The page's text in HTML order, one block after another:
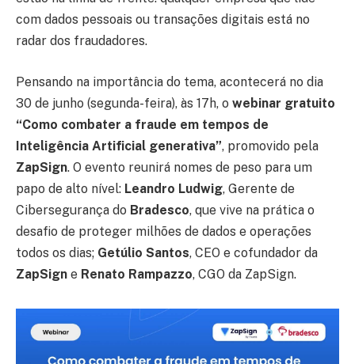
com dados pessoais ou transações digitais está no
radar dos fraudadores.
Pensando na importância do tema, acontecerá no dia
30 de junho (segunda-feira), às 17h, o webinar gratuito
“Como combater a fraude em tempos de
Inteligência Artificial generativa”, promovido pela
ZapSign. O evento reunirá nomes de peso para um
papo de alto nível: Leandro Ludwig, Gerente de
Cibersegurança do Bradesco, que vive na prática o
desafio de proteger milhões de dados e operações
todos os dias; Getúlio Santos, CEO e cofundador da
ZapSign e Renato Rampazzo, CGO da ZapSign.